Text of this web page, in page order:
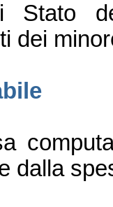
Stato
dei
dalla